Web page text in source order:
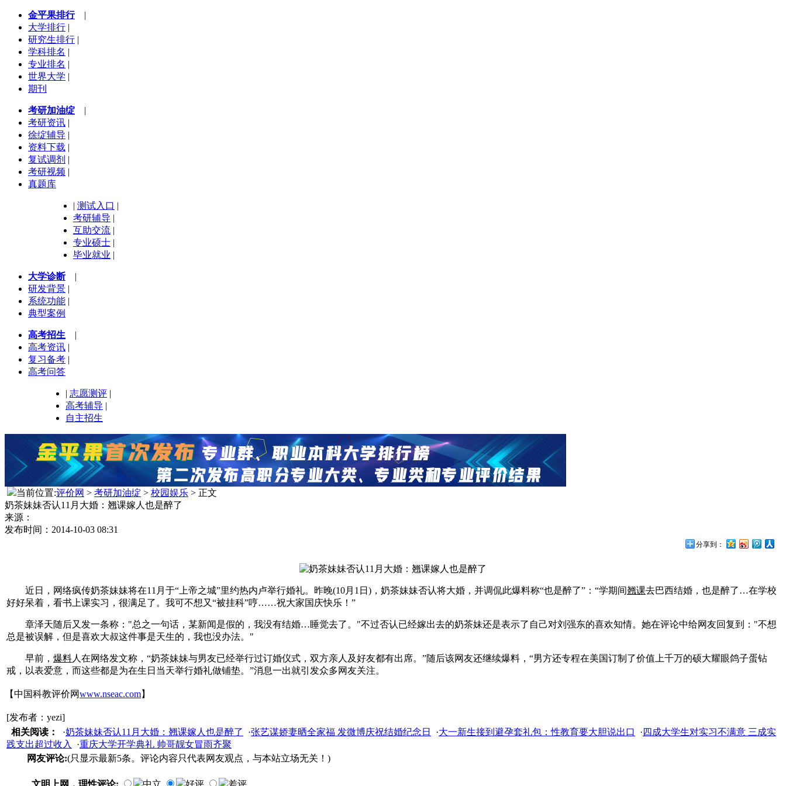
金平果排行|
大学排行 |
研究生排行 |
学科排名 |
专业排名 |
世界大学 |
期刊
考研加油绽 |
考研资讯 |
徐绽辅导 |
资料下载 |
复试调剂 |
考研视频 |
真题库
| 测试入口 |
考研辅导 |
互助交流 |
专业硕士 |
毕业就业 |
大学诊断|
研发背景 |
系统功能 |
典型案例
高考招生 |
高考资讯 |
复习备考 |
高考问答
| 志愿测评 |
高考辅导 |
自主招生
当前位置:评价网 > 考研加油绽 > 校园娱乐 > 正文
奶茶妹妹否认11月大婚：翘课嫁人也是醉了
来源：
发布时间：2014-10-03 08:31
分享到：
近日，网络疯传奶茶妹妹将在11月于“上帝之城”里约热内卢举行婚礼。昨晚(10月1日)，奶茶妹妹否认将大婚，并调侃此爆料称“也是醉了”：“学期间翘课去巴西结婚，也是醉了…在学校
好好呆着，看书上课实习，很满足了。我可不想又“被挂科”哼……祝大家国庆快乐！”
章泽天随后又发一条称："总之一句话，某新闻是假的，我没有结婚…睡觉去了。"不过否认已经嫁出去的奶茶妹还是表示了自己对刘强东的喜欢知情。她在评论中给网友回复到："不想
总是被误解，但是喜欢大叔这件事是天生的，我也没办法。"
早前， 爆料人在网络发文称，“奶茶妹妹与男友已经举行过订婚仪式，双方亲人及好友都有出席。”随后该网友还继续爆料，“男方还专程在美国订制了价值上千万的硕大耀眼鸽子蛋钻
戒，以表爱意，而这些都是为在生日当天举行婚礼做铺垫。”消息一出就引发众多网友关注。
【中国科教评价网www.nseac.com】
[发布者：yezi]
相关阅读：
·奶茶妹妹否认11月大婚：翘课嫁人也是醉了 ·张艺谋娇妻晒全家福 发微博庆祝结婚纪念日 ·大一新生接到避孕套礼包：性教育要大胆说出口 · 四成大学生对实习不满意 三成实
践支出超过收入
·重庆大学开学典礼 帅哥靓女冒雨齐聚
网友评论:(只显示最新5条。评论内容只代表网友观点，与本站立场无关！)
文明上网，理性评论: 中立 好评 差评